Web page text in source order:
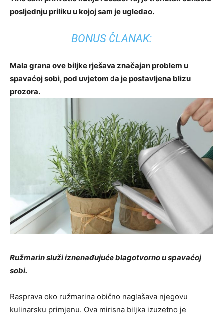
posljednju priliku u kojoj sam je ugledao.
BONUS ČLANAK:
Mala grana ove biljke rješava značajan problem u
spavaćoj sobi, pod uvjetom da je postavljena blizu
prozora.
Ružmarin služi iznenađujuće blagotvorno u spavaćoj
sobi.
Rasprava oko ružmarina obično naglašava njegovu
kulinarsku primjenu. Ova mirisna biljka izuzetno je